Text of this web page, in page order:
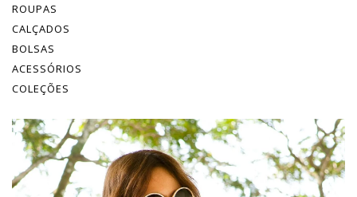
ROUPAS
CALÇADOS
BOLSAS
ACESSÓRIOS
COLEÇÕES